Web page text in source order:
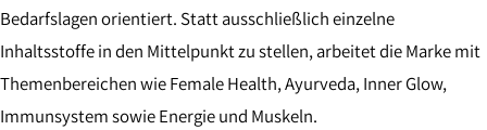
Bedarfslagen orientiert. Statt ausschließlich einzelne
Inhaltsstoffe in den Mittelpunkt zu stellen, arbeitet die Marke mit
Themenbereichen wie Female Health, Ayurveda, Inner Glow,
Immunsystem sowie Energie und Muskeln.